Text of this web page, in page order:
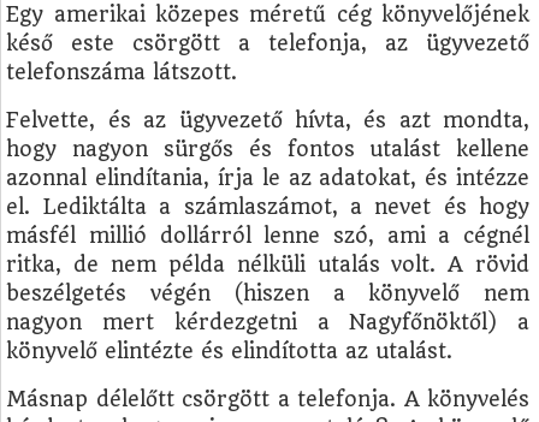
Egy amerikai közepes méretű cég könyvelőjének
késő este csörgött a telefonja, az ügyvezető
telefonszáma látszott.
Felvette, és az ügyvezető hívta, és azt mondta,
hogy nagyon sürgős és fontos utalást kellene
azonnal elindítania, írja le az adatokat, és intézze
el. Lediktálta a számlaszámot, a nevet és hogy
másfél millió dollárról lenne szó, ami a cégnél
ritka, de nem példa nélküli utalás volt. A rövid
beszélgetés végén (hiszen a könyvelő nem
nagyon mert kérdezgetni a Nagyfőnöktől) a
könyvelő elintézte és elindította az utalást.
Másnap délelőtt csörgött a telefonja. A könyvelés